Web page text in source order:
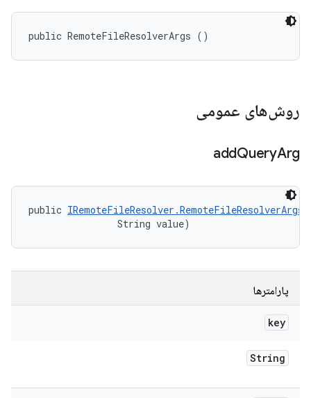
public RemoteFileResolverArgs ()
روش‌های عمومی
addQueryArg
public IRemoteFileResolver.RemoteFileResolverArgs
                String value)
پارامترها
key
String